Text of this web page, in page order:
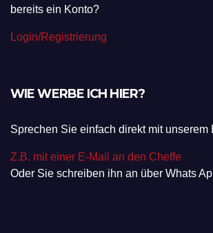
bereits ein Konto?
Login/Registrierung
WIE WERBE ICH HIER?
Sprechen Sie einfach direkt mit unserem
Z.B. mit einer E-Mail an den Cheffe
Oder Sie schreiben ihn an über Whats